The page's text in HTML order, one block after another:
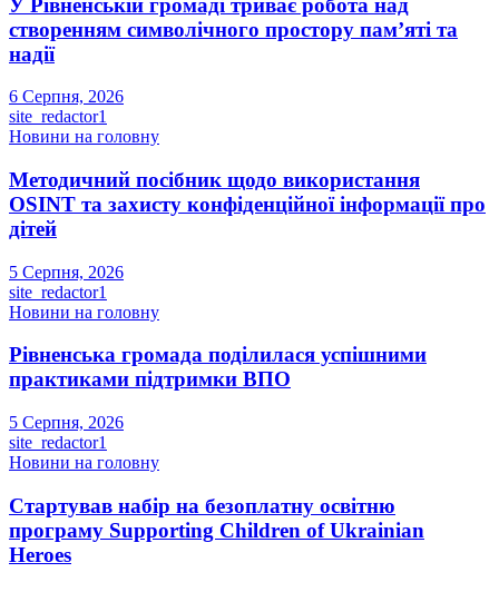
створенням символічного простору пам’яті та
надії
6 Серпня, 2026
site_redactor1
Новини на головну
Методичний посібник щодо використання
OSINT та захисту конфіденційної інформації про
дітей
5 Серпня, 2026
site_redactor1
Новини на головну
Рівненська громада поділилася успішними
практиками підтримки ВПО
5 Серпня, 2026
site_redactor1
Новини на головну
Стартував набір на безоплатну освітню
програму Supporting Children of Ukrainian
Heroes